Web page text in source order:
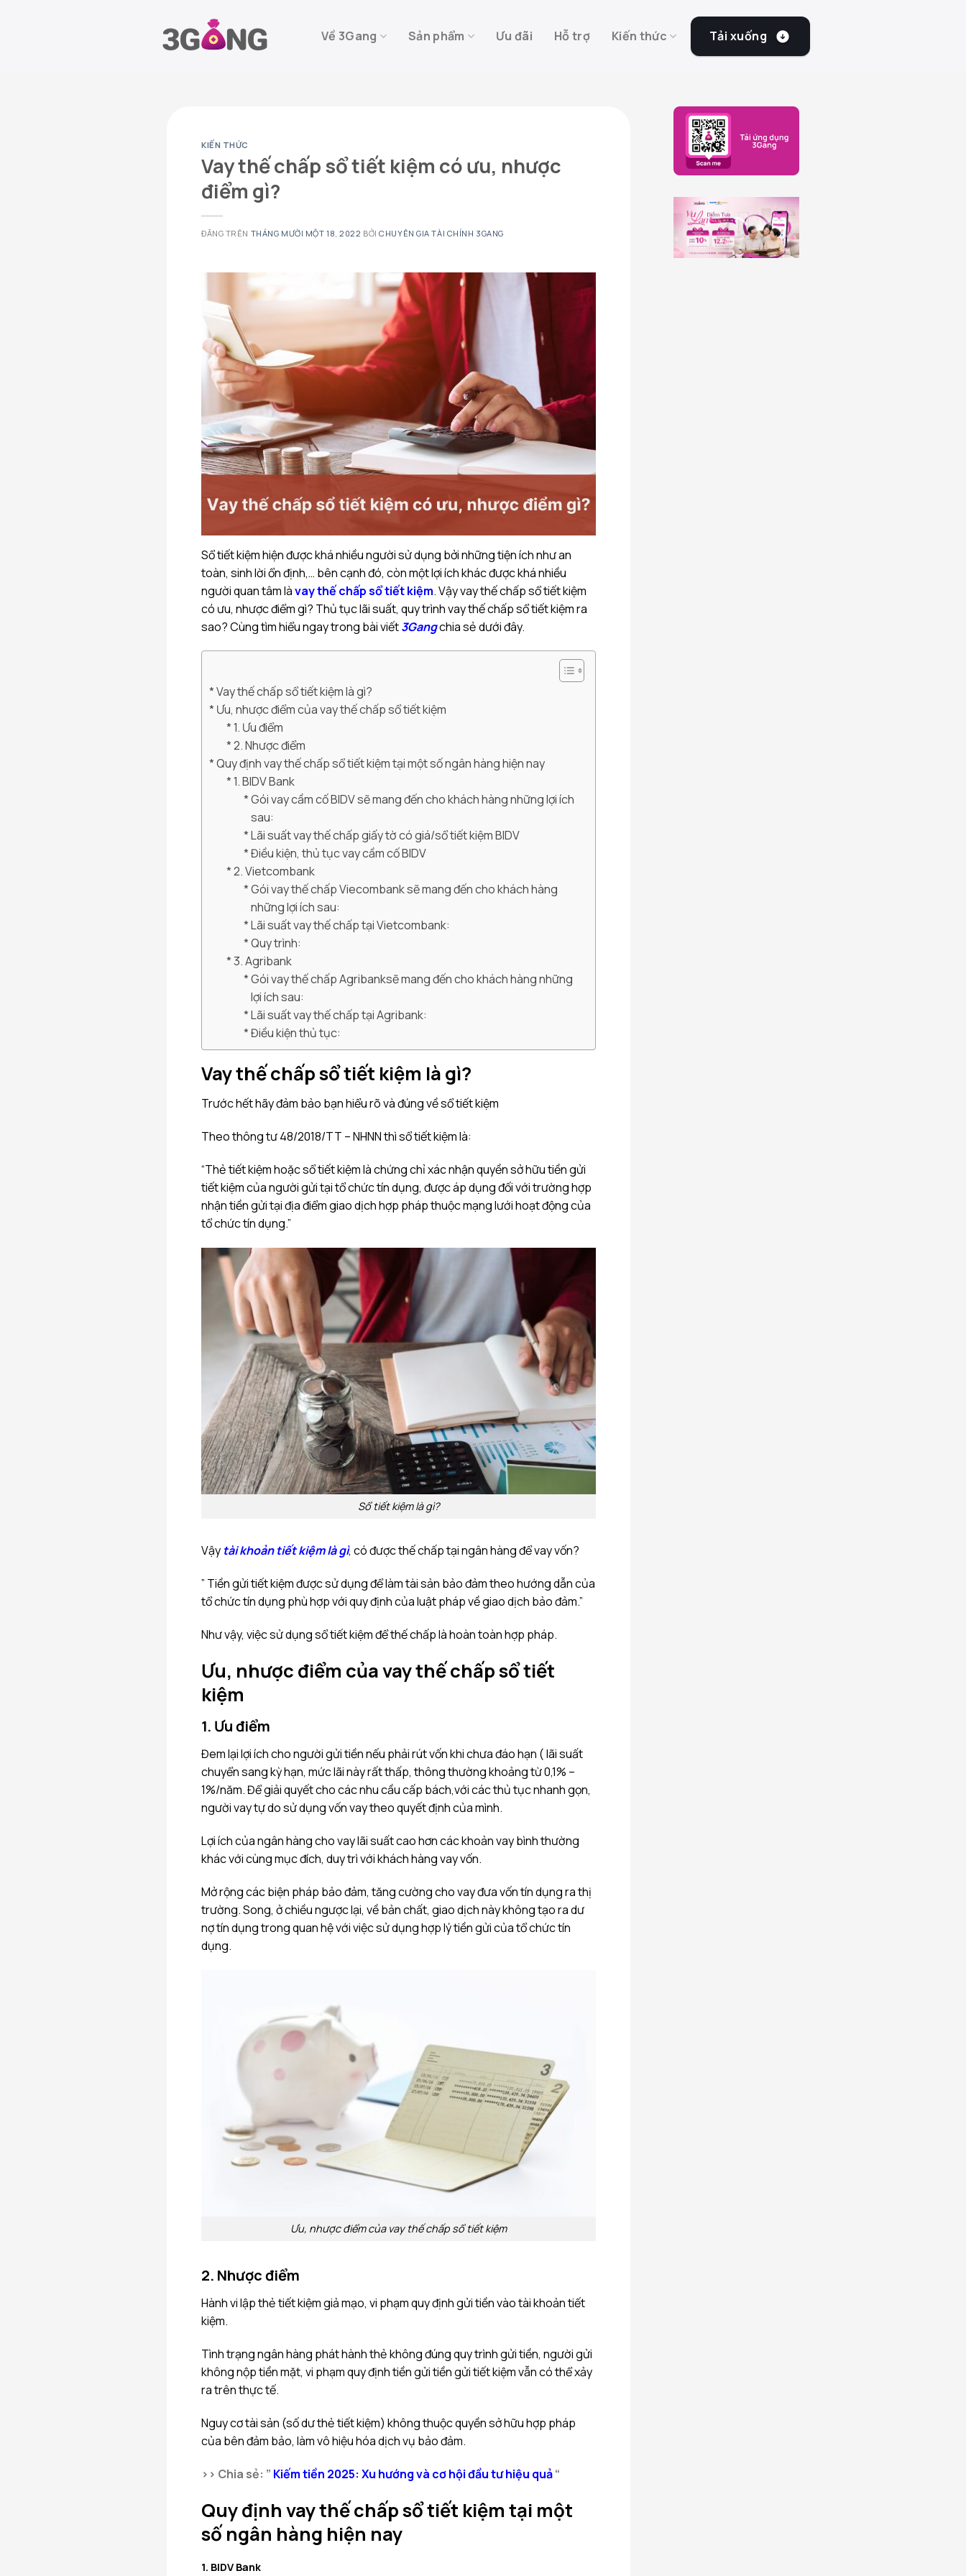
Về 3Gang Sản phẩm Ưu đãi Hỗ trợ Kiến thức Tải xuống
KIẾN THỨC
Vay thế chấp sổ tiết kiệm có ưu, nhược
điểm gì?
ĐĂNG TRÊN THÁNG MƯỜI MỘT 18, 2022 BỞICHUYÊN GIA TÀI CHÍNH 3GANG
Sổ tiết kiệm hiện được khá nhiều người sử dụng bởi những tiện ích như an
toàn, sinh lời ổn định,… bên cạnh đó, còn một lợi ích khác được khá nhiều
người quan tâm làvay thế chấp sổ tiết kiệm. Vậy vay thế chấp sổ tiết kiệm
có ưu, nhược điểm gì? Thủ tục lãi suất, quy trình vay thế chấp sổ tiết kiệm ra
sao? Cùng tìm hiểu ngay trong bài viết3Gangchia sẻ dưới đây.
Vay thế chấp sổ tiết kiệm là gì?
Ưu, nhược điểm của vay thế chấp sổ tiết kiệm
1. Ưu điểm
2. Nhược điểm
Quy định vay thế chấp sổ tiết kiệm tại một số ngân hàng hiện nay
1. BIDV Bank
Gói vay cầm cố BIDV sẽ mang đến cho khách hàng những lợi ích
sau:
Lãi suất vay thế chấp giấy tờ có giá/sổ tiết kiệm BIDV
Điều kiện, thủ tục vay cầm cố BIDV
2. Vietcombank
Gói vay thế chấp Viecombank sẽ mang đến cho khách hàng
những lợi ích sau:
Lãi suất vay thế chấp tại Vietcombank:
Quy trình:
3. Agribank
Gói vay thế chấp Agribanksẽ mang đến cho khách hàng những
lợi ích sau:
Lãi suất vay thế chấp tại Agribank:
Điều kiện thủ tục:
Vay thế chấp sổ tiết kiệm là gì?
Trước hết hãy đảm bảo bạn hiểu rõ và đúng về sổ tiết kiệm
Theo thông tư 48/2018/TT – NHNN thì sổ tiết kiệm là:
“Thẻ tiết kiệm hoặc sổ tiết kiệm là chứng chỉ xác nhận quyền sở hữu tiền gửi
tiết kiệm của người gửi tại tổ chức tín dụng, được áp dụng đối với trường hợp
nhận tiền gửi tại địa điểm giao dịch hợp pháp thuộc mạng lưới hoạt động của
tổ chức tín dụng.”
Sổ tiết kiệm là gì?
Vậy tài khoản tiết kiệm là gì, có được thế chấp tại ngân hàng để vay vốn?
” Tiền gửi tiết kiệm được sử dụng để làm tài sản bảo đảm theo hướng dẫn của
tổ chức tín dụng phù hợp với quy định của luật pháp về giao dịch bảo đảm.”
Như vậy, việc sử dụng sổ tiết kiệm để thế chấp là hoàn toàn hợp pháp.
Ưu, nhược điểm của vay thế chấp sổ tiết
kiệm
1. Ưu điểm
Đem lại lợi ích cho người gửi tiền nếu phải rút vốn khi chưa đáo hạn ( lãi suất
chuyển sang kỳ hạn, mức lãi này rất thấp, thông thường khoảng từ 0,1% –
1%/năm. Để giải quyết cho các nhu cầu cấp bách,với các thủ tục nhanh gọn,
người vay tự do sử dụng vốn vay theo quyết định của mình.
Lợi ích của ngân hàng cho vay lãi suất cao hơn các khoản vay bình thường
khác với cùng mục đích, duy trì với khách hàng vay vốn.
Mở rộng các biện pháp bảo đảm, tăng cường cho vay đưa vốn tín dụng ra thị
trường. Song, ở chiều ngược lại, về bản chất, giao dịch này không tạo ra dư
nợ tín dụng trong quan hệ với việc sử dụng hợp lý tiền gửi của tổ chức tín
dụng.
Ưu, nhược điểm của vay thế chấp sổ tiết kiệm
2. Nhược điểm
Hành vi lập thẻ tiết kiệm giả mạo, vi phạm quy định gửi tiền vào tài khoản tiết
kiệm.
Tình trạng ngân hàng phát hành thẻ không đúng quy trình gửi tiền, người gửi
không nộp tiền mặt, vi phạm quy định tiền gửi tiền gửi tiết kiệm vẫn có thể xảy
ra trên thực tế.
Nguy cơ tài sản (số dư thẻ tiết kiệm) không thuộc quyền sở hữu hợp pháp
của bên đảm bảo, làm vô hiệu hóa dịch vụ bảo đảm.
>> Chia sẻ: ” Kiếm tiền 2025: Xu hướng và cơ hội đầu tư hiệu quả“
Quy định vay thế chấp sổ tiết kiệm tại một
số ngân hàng hiện nay
1. BIDV Bank